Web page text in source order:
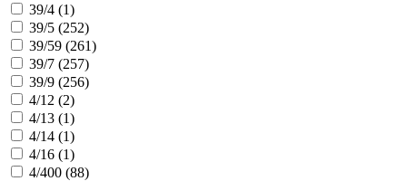
39/4 (1)
39/5 (252)
39/59 (261)
39/7 (257)
39/9 (256)
4/12 (2)
4/13 (1)
4/14 (1)
4/16 (1)
4/400 (88)